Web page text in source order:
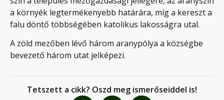
a környék legtermékenyebb határára, míg a kereszt a
falu döntő többségében katolikus lakosságra utal.
A zöld mezőben lévő három aranypólya a községbe
bevezető három utat jelképezi.
Tetszett a cikk? Oszd meg ismerőseiddel is!